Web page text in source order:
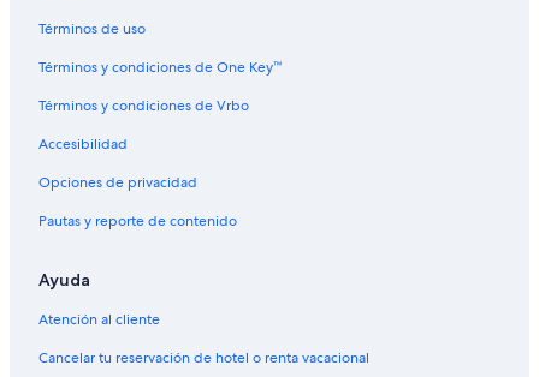
Vuelos de Nueva York (JFK) a Calgary (YYC)
Vuelos de Las Vegas (LAS) a Calgary (YYC)
Vuelos de Los Ángeles (LAX) a Calgary (YYC)
Vuelos de Aeropuerto Internacional José María Córdova (MDE) a
Términos de uso
Términos y condiciones de One Key™
Términos y condiciones de Vrbo
Accesibilidad
Opciones de privacidad
Pautas y reporte de contenido
Ayuda
Atención al cliente
Cancelar tu reservación de hotel o renta vacacional